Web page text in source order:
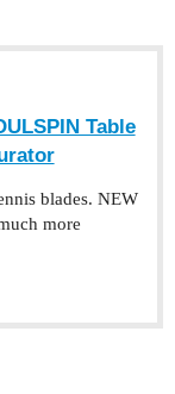
Table
blades. NEW
more